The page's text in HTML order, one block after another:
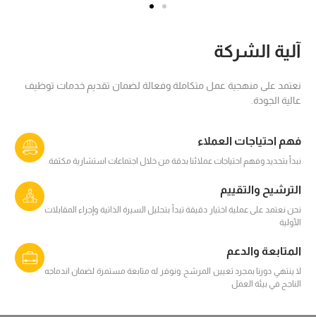
آلية الشركة
نعتمد على منهجية عمل متكاملة وفعالة لضمان تقديم خدمات توظيف
عالية الجودة.
فهم احتياجات العملاء
نبدأ بتحديد وفهم احتياجات عملائنا بدقة من خلال اجتماعات استشارية مكثفة.
الترشيح والتقييم
نحن نعتمد على عملية اختيار دقيقة تبدأ بتحليل السيرة الذاتية وإجراء المقابلات
الأولية
المتابعة والدعم
لا ينتهي دورنا بمجرد تعيين المرشح. ونوفر له متابعة مستمرة لضمان اندماجه
الناجح في بيئة العمل